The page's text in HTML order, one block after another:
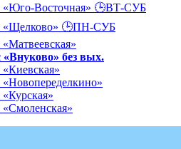
Восточная» 🕒ВТ-СУБ
«Щелково» 🕒ПН-СУБ
без вых.